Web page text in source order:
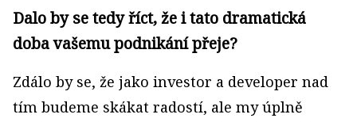
Dalo by se tedy říct, že i tato dramatická
doba vašemu podnikání přeje?
Zdálo by se, že jako investor a developer nad
tím budeme skákat radostí, ale my úplně